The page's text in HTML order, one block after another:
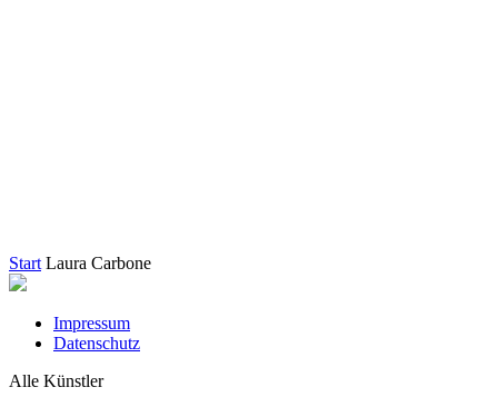
Start Laura Carbone
Impressum
Datenschutz
Alle Künstler